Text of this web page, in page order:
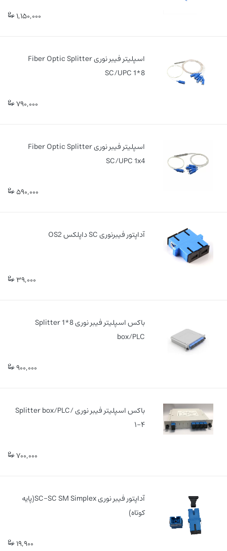
1,150,000
اسپلیتر فیبر نوری Fiber Optic Splitter
SC/UPC 1*8
790,000
اسپلیتر فیبر نوری Fiber Optic Splitter
SC/UPC 1x4
590,000
آداپتور فیبرنوری SC داپلکس OS2
39,000
باکس اسپلیتر فیبر نوری 8*1 Splitter
box/PLC
900,000
باکس اسپلیتر فیبر نوری Splitter box/PLC/
۱-۴
700,000
آداپتور فیبر نوری SC-SC SM Simplex(پایه
کوتاه)
19,900